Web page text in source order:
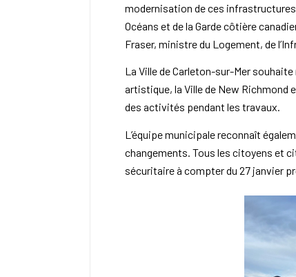
modernisation de ces infrastructures
Océans et de la Garde côtière
Fraser, ministre du Logement, de
La Ville de Carleton-sur-Mer
artistique, la Ville de New Richmond
des activités pendant les travaux.
L’équipe municipale reconnaît
changements. Tous les citoyens et
sécuritaire à compter du 27 janvier